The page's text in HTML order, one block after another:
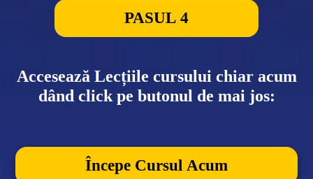
PASUL 4
Accesează Lecțiile cursului chiar acum
dând click pe butonul de mai jos:
Începe Cursul Acum